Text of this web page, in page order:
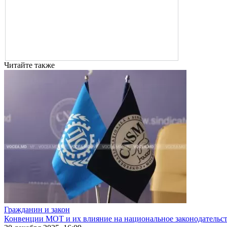
Читайте также
Гражданин и закон
Конвенции МОТ и их влияние на национальное